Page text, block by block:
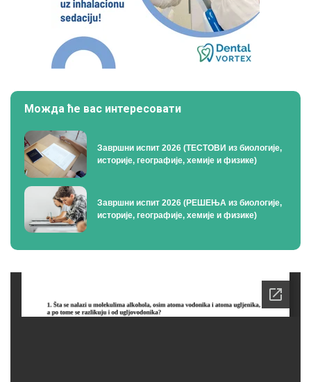
Можда ће вас интересовати
Завршни испит 2026 (ТЕСТОВИ из биологије,
историје, географије, хемије и физике)
Завршни испит 2026 (РЕШЕЊА из биологије,
историје, географије, хемије и физике)